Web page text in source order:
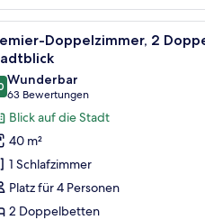
Arbeitsplatz
Doppelbetten,
Ein
7
Doppelzimmer, 2
von 10
Wunderbar
63 Bewertungen
(63
Bewertungen)
Blick auf die Stadt
40 m²
1 Schlafzimmer
Platz für 4 Personen
2 Doppelbetten